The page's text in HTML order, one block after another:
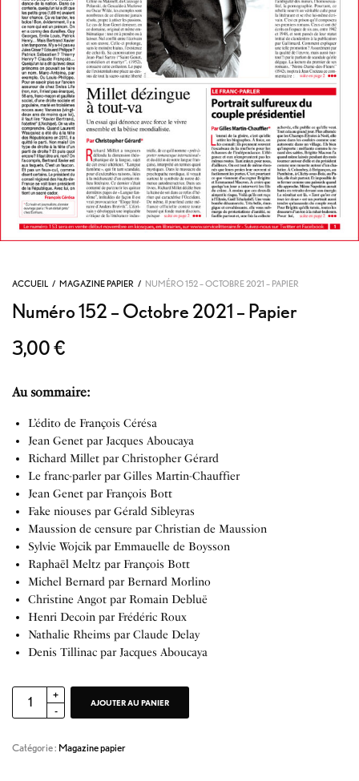
ACCUEIL / MAGAZINE PAPIER / NUMÉRO 152 – OCTOBRE 2021 – PAPIER
Numéro 152 – Octobre 2021 – Papier
3,00€
Au sommaire:
L’édito de François Cérésa
Jean Genet par Jacques Aboucaya
Richard Millet par Christopher Gérard
Le franc-parler par Gilles Martin-Chauffier
Jean Genet par François Bott
Fake niouses par Gérald Sibleyras
Maussion de censure par Christian de Maussion
Sylvie Wojcik par Emmauelle de Boysson
Raphaël Meltz par François Bott
Michel Bernard par Bernard Morlino
Christine Angot par Romain Debluë
Henri Decoin par Frédéric Roux
Nathalie Rheims par Claude Delay
Denis Tillinac par Jacques Aboucaya
AJOUTER AU PANIER
Catégorie : Magazine papier